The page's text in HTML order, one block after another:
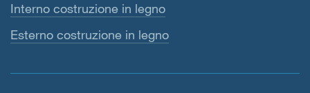
Interno costruzione in legno
Esterno costruzione in legno